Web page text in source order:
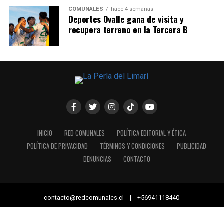
COMUNALES hace 4 semanas
Deportes Ovalle gana de visita y
recupera terreno en la Tercera B
INICIO RED COMUNALES
POLÍTICA EDITORIAL Y ÉTICA
POLÍTICA DE PRIVACIDAD
TÉRMINOS Y CONDICIONES
PUBLICIDAD
DENUNCIAS
CONTACTO
contacto@redcomunales.cl | +56941118440